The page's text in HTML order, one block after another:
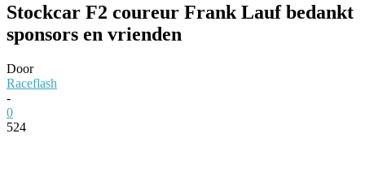
Stockcar F2 coureur Frank Lauf bedankt
sponsors en vrienden
Door
Raceflash
-
0
524